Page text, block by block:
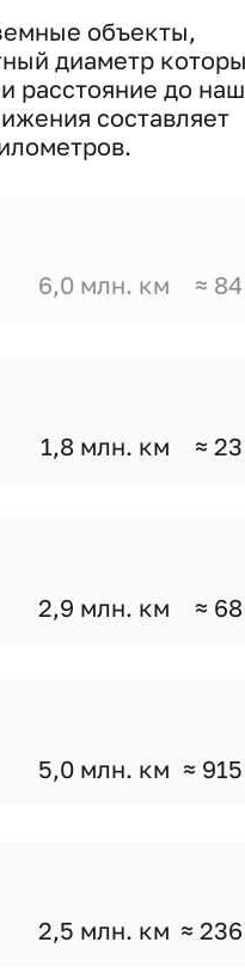
объекты,
диаметр
расстояние до
составляет
6,0 млн. км ≈
1,8 млн. км ≈
2,9 млн. км ≈
5,0 млн. км ≈
2,5 млн. км ≈